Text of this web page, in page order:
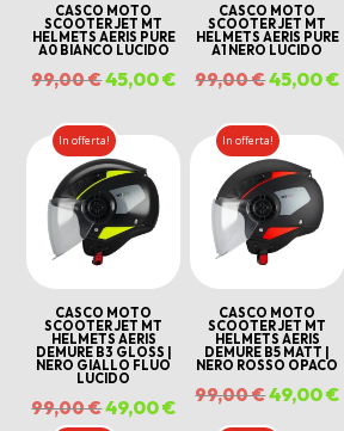
CASCO MOTO
SCOOTER JET MT
HELMETS AERIS PURE
A0 BIANCO LUCIDO
99,00€Il
originale
era:
99,00 €.
45,00€Il
attuale
45,00 €.
CASCO MOTO
SCOOTER JET MT
HELMETS AERIS PURE
A1 NERO LUCIDO
99,00€Il
originale
era:
99,00 €.
45,00€Il
In offerta!
CASCO MOTO
SCOOTER JET MT
HELMETS AERIS
DEMURE B3 GLOSS |
NERO GIALLO FLUO
LUCIDO
99,00€Il
49,00€Il
In offerta!
CASCO MOTO
SCOOTER JET MT
HELMETS AERIS
DEMURE B5 MATT |
NERO ROSSO OPACO
99,00€Il
prezzo
49,00€Il